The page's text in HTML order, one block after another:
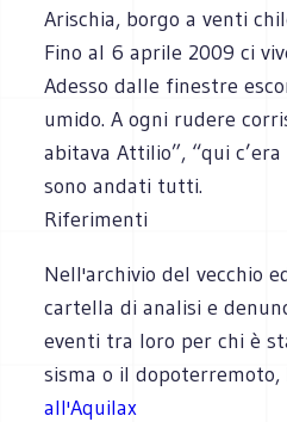
Arischia, borgo a venti
Fino al 6 aprile 2009 ci
Adesso dalle finestre
umido. A ogni rudere
abitava Attilio”, “qui
sono andati tutti.
Riferimenti
Nell'archivio del vecchio
cartella di analisi e
eventi tra loro per chi è
sisma o il dopoterremoto,
all'Aquilax